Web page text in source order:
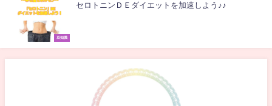
豆知識
セロトニンＤＥダイエットを加速しよう♪♪